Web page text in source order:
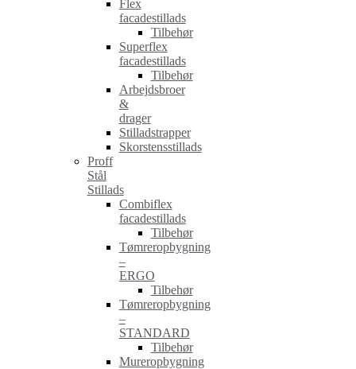
Flex
facadestillads
Tilbehør
Superflex
facadestillads
Tilbehør
Arbejdsbroer
&
drager
Stilladstrapper
Skorstensstillads
Proff
Stål
Stillads
Combiflex
facadestillads
Tilbehør
Tømreropbygning
–
ERGO
Tilbehør
Tømreropbygning
–
STANDARD
Tilbehør
Mureropbygning